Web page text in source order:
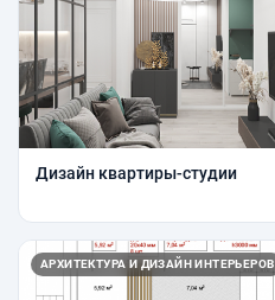
Дизайн квартиры-студии
АРХИТЕКТУРА И ДИЗАЙН ИНТЕРЬЕРОВ